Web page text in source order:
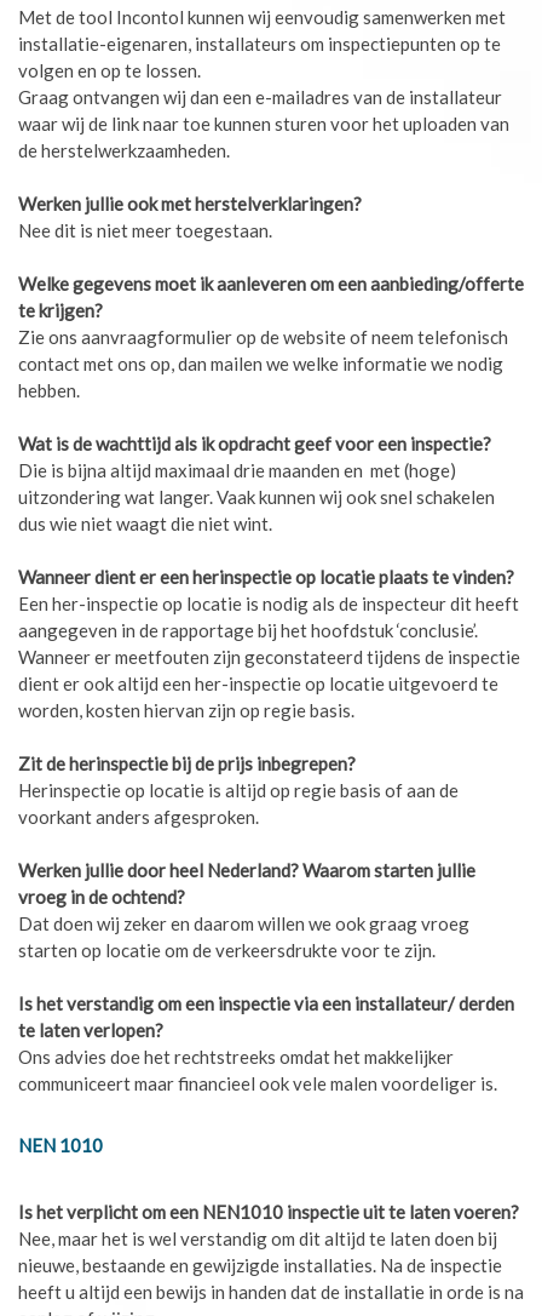
Met de tool Incontol kunnen wij eenvoudig samenwerken met
installatie-eigenaren, installateurs om inspectiepunten op te
volgen en op te lossen.
Graag ontvangen wij dan een e-mailadres van de installateur
waar wij de link naar toe kunnen sturen voor het uploaden van
de herstelwerkzaamheden.
Werken jullie ook met herstelverklaringen?
Nee dit is niet meer toegestaan.
Welke gegevens moet ik aanleveren om een aanbieding/offerte
te krijgen?
Zie ons aanvraagformulier op de website of neem telefonisch
contact met ons op, dan mailen we welke informatie we nodig
hebben.
Wat is de wachttijd als ik opdracht geef voor een inspectie?
Die is bijna altijd maximaal drie maanden en met (hoge)
uitzondering wat langer. Vaak kunnen wij ook snel schakelen
dus wie niet waagt die niet wint.
Wanneer dient er een herinspectie op locatie plaats te vinden?
Een her-inspectie op locatie is nodig als de inspecteur dit heeft
aangegeven in de rapportage bij het hoofdstuk ‘conclusie’.
Wanneer er meetfouten zijn geconstateerd tijdens de inspectie
dient er ook altijd een her-inspectie op locatie uitgevoerd te
worden, kosten hiervan zijn op regie basis.
Zit de herinspectie bij de prijs inbegrepen?
Herinspectie op locatie is altijd op regie basis of aan de
voorkant anders afgesproken.
Werken jullie door heel Nederland? Waarom starten jullie
vroeg in de ochtend?
Dat doen wij zeker en daarom willen we ook graag vroeg
starten op locatie om de verkeersdrukte voor te zijn.
Is het verstandig om een inspectie via een installateur/ derden
te laten verlopen?
Ons advies doe het rechtstreeks omdat het makkelijker
communiceert maar financieel ook vele malen voordeliger is.
NEN 1010
Is het verplicht om een NEN1010 inspectie uit te laten voeren?
Nee, maar het is wel verstandig om dit altijd te laten doen bij
nieuwe, bestaande en gewijzigde installaties. Na de inspectie
heeft u altijd een bewijs in handen dat de installatie in orde is na